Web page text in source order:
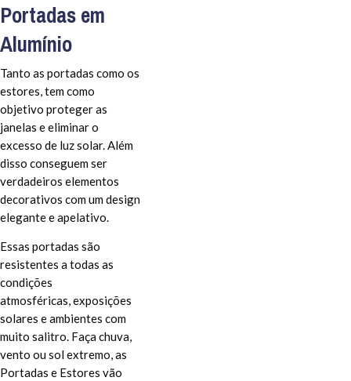
Portadas em
Alumínio
Tanto as portadas como os
estores, tem como
objetivo proteger as
janelas e eliminar o
excesso de luz solar. Além
disso conseguem ser
verdadeiros elementos
decorativos com um design
elegante e apelativo.
Essas portadas são
resistentes a todas as
condições
atmosféricas, exposições
solares e ambientes com
muito salitro. Faça chuva,
vento ou sol extremo, as
Portadas e Estores vão